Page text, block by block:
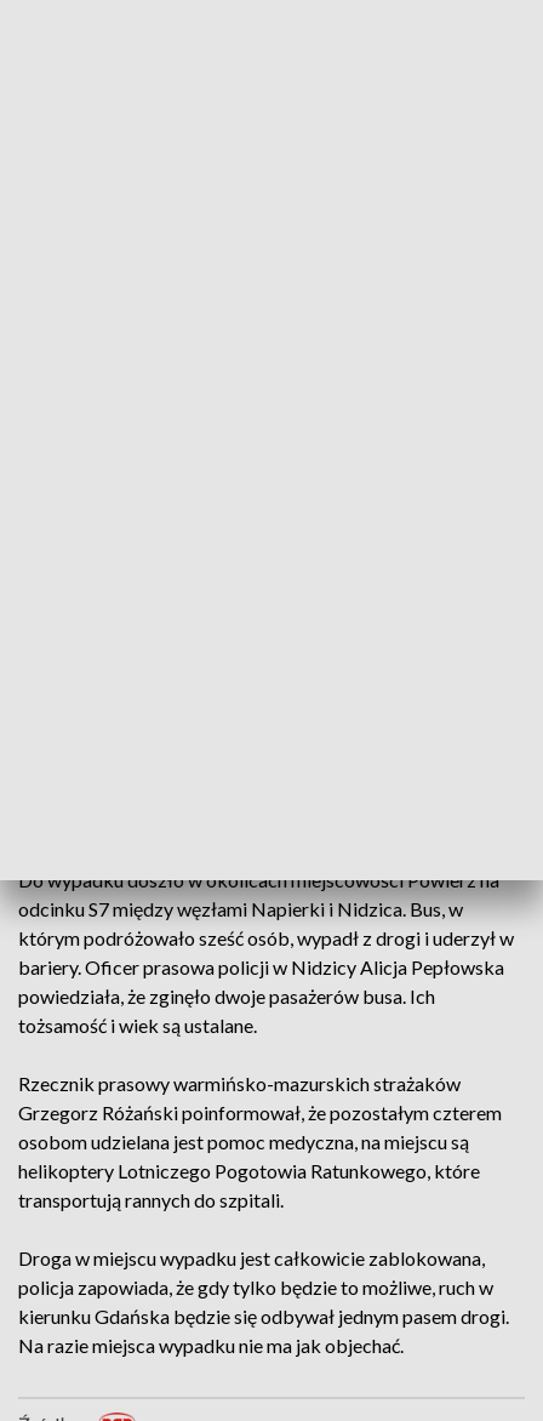
Do wypadku doszło w okolicach miejscowości Powierz na
odcinku S7 między węzłami Napierki i Nidzica. Bus, w
którym podróżowało sześć osób, wypadł z drogi i uderzył w
bariery. Oficer prasowa policji w Nidzicy Alicja Pepłowska
powiedziała, że zginęło dwoje pasażerów busa. Ich
tożsamość i wiek są ustalane.
Rzecznik prasowy warmińsko-mazurskich strażaków
Grzegorz Różański poinformował, że pozostałym czterem
osobom udzielana jest pomoc medyczna, na miejscu są
helikoptery Lotniczego Pogotowia Ratunkowego, które
transportują rannych do szpitali.
Droga w miejscu wypadku jest całkowicie zablokowana,
policja zapowiada, że gdy tylko będzie to możliwe, ruch w
kierunku Gdańska będzie się odbywał jednym pasem drogi.
Na razie miejsca wypadku nie ma jak objechać.